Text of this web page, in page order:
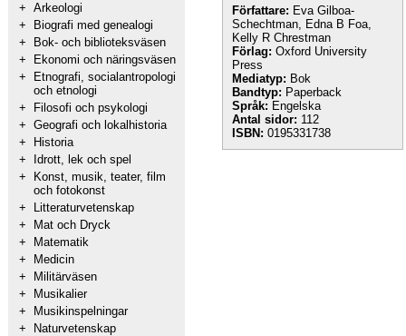
+ Arkeologi
+
Biografi med genealogi
+
Bok- och biblioteksväsen
+
Ekonomi och näringsväsen
+
Etnografi, socialantropologi
och etnologi
+
Filosofi och psykologi
+ Geografi och lokalhistoria
+
Historia
+
Idrott, lek och spel
+
Konst, musik, teater, film
och fotokonst
+
Litteraturvetenskap
+
Mat och Dryck
+
Matematik
+
Medicin
+
Militärväsen
+
Musikalier
+
Musikinspelningar
+
Naturvetenskap
Författare: Eva Gilboa-
Schechtman, Edna B Foa,
Kelly R Chrestman
Förlag: Oxford University
Press
Mediatyp: Bok
Bandtyp: Paperback
Språk: Engelska
Antal sidor: 112
ISBN: 0195331738